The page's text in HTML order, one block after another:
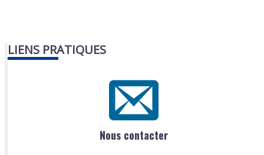
LIENS PRATIQUES
Nous contacter